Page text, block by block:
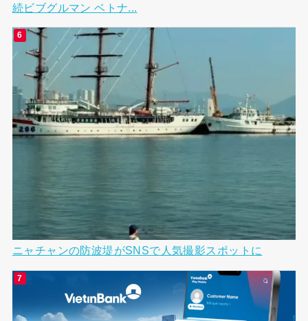
続ビブグルマン ベトナ...
ニャチャンの防波堤がSNSで人気撮影スポットに